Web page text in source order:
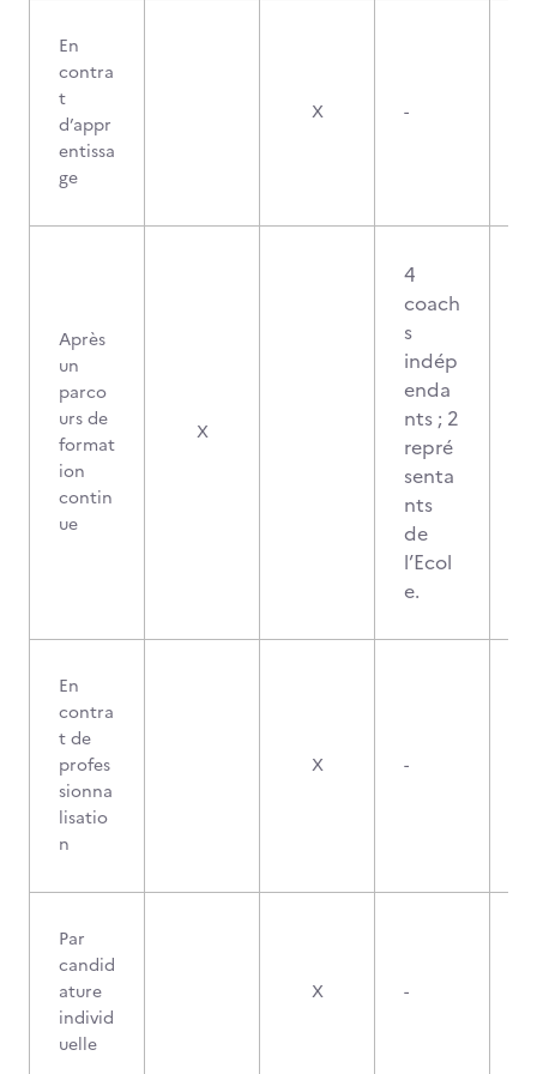
En
contra
t
d’appr
entissa
ge
X -
Après
un
parco
urs de
format
ion
contin
ue
X
4
coach
s
indép
enda
nts ; 2
repré
senta
nts
de
l’Ecol
e.
En
contra
t de
profes
sionna
lisatio
n
X -
Par
candid
ature
individ
uelle
X -